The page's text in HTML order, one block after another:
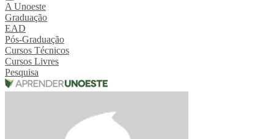
A Unoeste
Graduação
EAD
Pós-Graduação
Cursos Técnicos
Cursos Livres
Pesquisa